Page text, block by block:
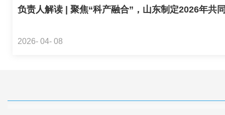
负责人解读 | 聚焦“科产融合”，山东制定2026年共
2026- 04- 08